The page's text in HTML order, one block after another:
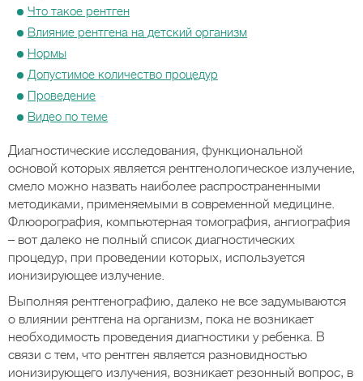
Что такое рентген
Влияние рентгена на детский организм
Нормы
Допустимое количество процедур
Проведение
Видео по теме
Диагностические исследования, функциональной
основой которых является рентгенологическое излучение,
смело можно назвать наиболее распространенными
методиками, применяемыми в современной медицине.
Флюорография, компьютерная томография, ангиография
– вот далеко не полный список диагностических
процедур, при проведении которых, используется
ионизирующее излучение.
Выполняя рентгенографию, далеко не все задумываются
о влиянии рентгена на организм, пока не возникает
необходимость проведения диагностики у ребенка. В
связи с тем, что рентген является разновидностью
ионизирующего излучения, возникает резонный вопрос, в